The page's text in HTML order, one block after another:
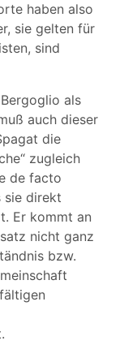
haben also
sie gelten für
sind
als
auch dieser
die
zugleich
de facto
sie direkt
Er kommt an
nicht ganz
bzw.